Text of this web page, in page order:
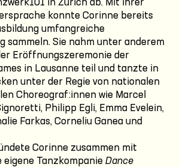
in Zürich ab. Mit ihrer
konnte Corinne bereits
umfangreiche
sammeln. Sie nahm unter anderem
Eröffnungszeremonie der
in Lausanne teil und tanzte in
unter der Regie von nationalen
Choreograf:innen wie Marcel
Philipp Egli, Emma Evelein,
Farkas, Corneliu Ganea und
Corinne zusammen mit
eigene Tanzkompanie Dance